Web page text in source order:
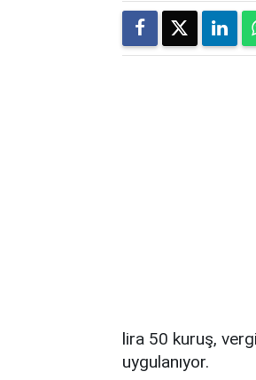
lira 50 kuruş,
uygulanıyor.